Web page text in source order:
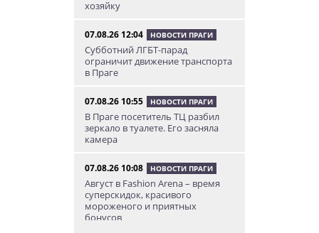
хозяйку
07.08.26 12:04 НОВОСТИ ПРАГИ
Субботний ЛГБТ-парад
ограничит движение транспорта
в Праге
07.08.26 10:55 НОВОСТИ ПРАГИ
В Праге посетитель ТЦ разбил
зеркало в туалете. Его засняла
камера
07.08.26 10:08 НОВОСТИ ПРАГИ
Август в Fashion Arena – время
суперскидок, красивого
мороженого и приятных
бонусов